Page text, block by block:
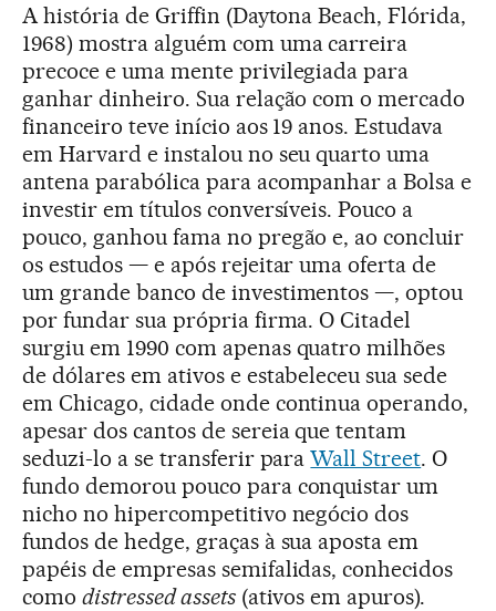
A história de Griffin (Daytona Beach, Flórida,
1968) mostra alguém com uma carreira
precoce e uma mente privilegiada para
ganhar dinheiro. Sua relação com o mercado
financeiro teve início aos 19 anos. Estudava
em Harvard e instalou no seu quarto uma
antena parabólica para acompanhar a Bolsa e
investir em títulos conversíveis. Pouco a
pouco, ganhou fama no pregão e, ao concluir
os estudos — e após rejeitar uma oferta de
um grande banco de investimentos —, optou
por fundar sua própria firma. O Citadel
surgiu em 1990 com apenas quatro milhões
de dólares em ativos e estabeleceu sua sede
em Chicago, cidade onde continua operando,
apesar dos cantos de sereia que tentam
seduzi-lo a se transferir paraWall Street. O
fundo demorou pouco para conquistar um
nicho no hipercompetitivo negócio dos
fundos de hedge, graças à sua aposta em
papéis de empresas semifalidas, conhecidos
como distressed assets(ativos em apuros).